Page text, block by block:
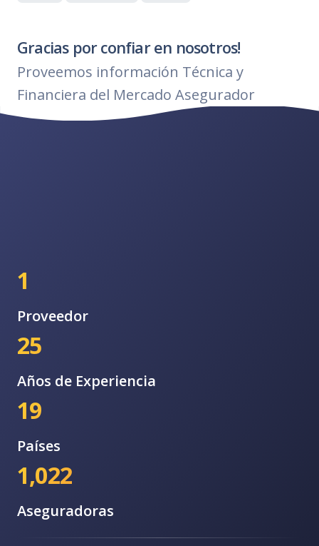
Gracias por confiar en nosotros!
Proveemos información Técnica y
Financiera del Mercado Asegurador
1
Proveedor
25
Años de Experiencia
19
Países
1,022
Aseguradoras